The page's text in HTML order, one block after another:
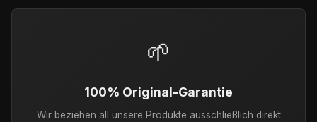
🌱
100% Original-Garantie
Wir beziehen all unsere Produkte ausschließlich direkt